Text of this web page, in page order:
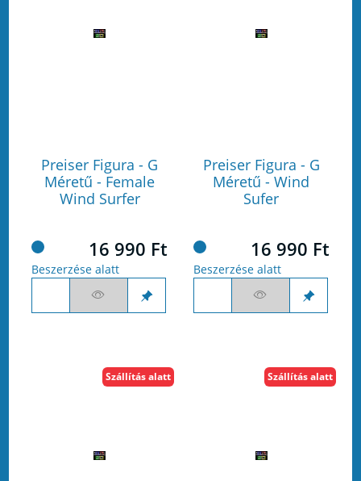
Preiser Figura - G
Méretű - Female
Wind Surfer
16 990 Ft
Beszerzése alatt
Preiser Figura - G
Méretű - Wind
Sufer
16 990 Ft
Beszerzése alatt
Szállítás alatt Szállítás alatt